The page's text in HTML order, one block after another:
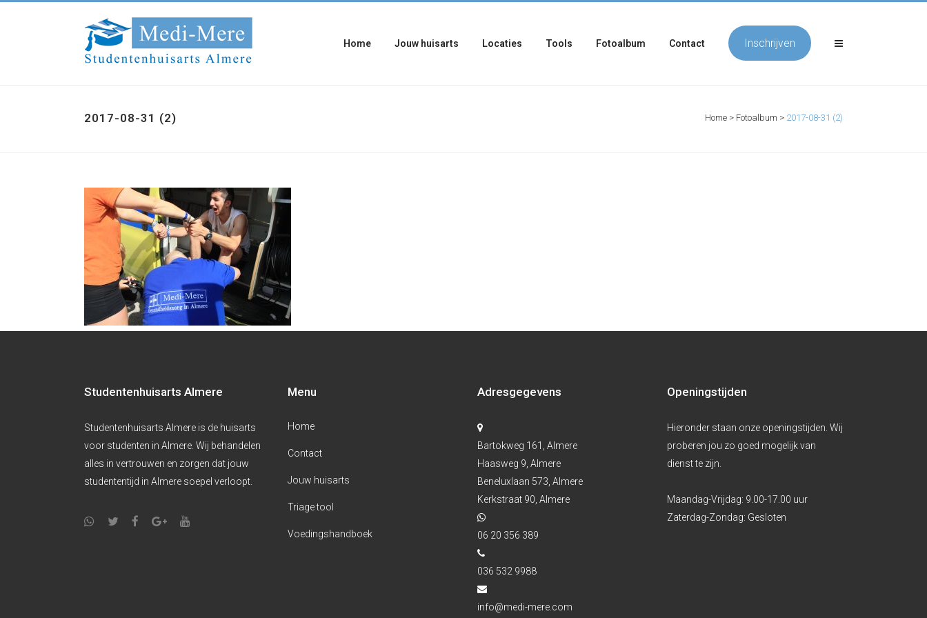
Inschrijven
Home Jouw huisarts Locaties Tools Fotoalbum Contact
2017-08-31 (2) Home > Fotoalbum > 2017-08-31 (2)
Studentenhuisarts Almere
Studentenhuisarts Almere is de huisarts
voor studenten in Almere. Wij behandelen
alles in vertrouwen en zorgen dat jouw
studententijd in Almere soepel verloopt.
Menu
Home
Contact
Jouw huisarts
Triage tool
Voedingshandboek
Adresgegevens
Bartokweg 161, Almere
Haasweg 9, Almere
Beneluxlaan 573, Almere
Kerkstraat 90, Almere
06 20 356 389
036 532 9988
info@medi-mere.com
Openingstijden
Hieronder staan onze openingstijden. Wij
proberen jou zo goed mogelijk van
dienst te zijn.
Maandag-Vrijdag: 9.00-17.00 uur
Zaterdag-Zondag: Gesloten